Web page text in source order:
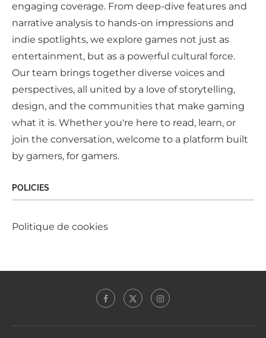
engaging coverage. From deep-dive features and
narrative analysis to hands-on impressions and
indie spotlights, we explore games not just as
entertainment, but as a powerful cultural force.
Our team brings together diverse voices and
perspectives, all united by a love of storytelling,
design, and the communities that make gaming
what it is. Whether you're here to read, learn, or
join the conversation, welcome to a platform built
by gamers, for gamers.
POLICIES
Politique de cookies